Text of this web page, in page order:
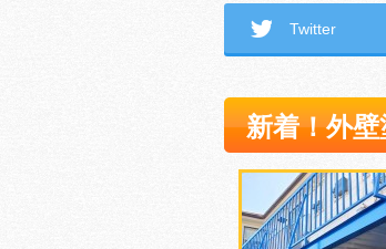
Twitter
新着！外